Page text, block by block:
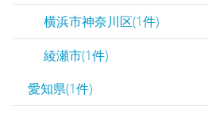
横浜市神奈川区(1件)
綾瀬市(1件)
愛知県(1件)